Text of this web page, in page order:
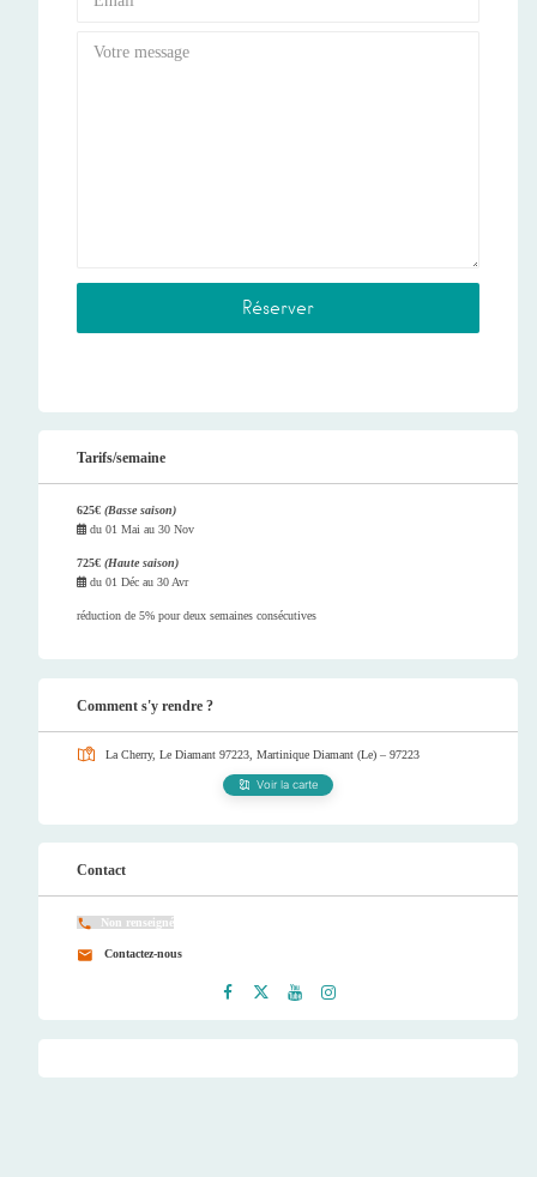
Tarifs/semaine
625€ (Basse saison)
du 01 Mai au 30 Nov
725€ (Haute saison)
du 01 Déc au 30 Avr
réduction de 5% pour deux semaines consécutives
Comment s'y rendre ?
La Cherry, Le Diamant 97223, Martinique Diamant (Le) – 97223
Voir la carte
Contact
Non renseigné
Contactez-nous